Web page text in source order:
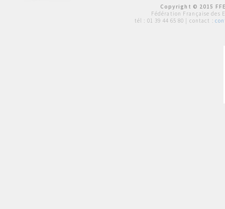
Copyright © 2015
Fédération Française des
tél : 01 39 44 65 80 | contact :